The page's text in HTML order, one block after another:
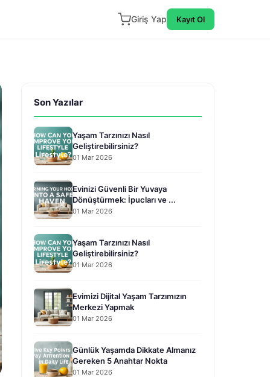
Giriş Yap Kayıt Ol
Son Yazılar
Yaşam Tarzınızı Nasıl
Geliştirebilirsiniz?
01 Mar 2026
Evinizi Güvenli Bir Yuvaya
Dönüştürmek: İpucları ve ...
01 Mar 2026
Yaşam Tarzınızı Nasıl
Geliştirebilirsiniz?
01 Mar 2026
Evimizi Dijital Yaşam Tarzımızın
Merkezi Yapmak
01 Mar 2026
Günlük Yaşamda Dikkate Almanız
Gereken 5 Anahtar Nokta
01 Mar 2026